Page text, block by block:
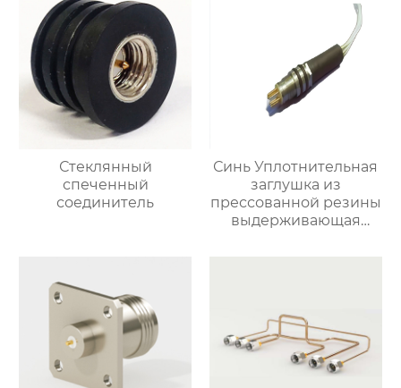
Стеклянный
спеченный
соединитель
Синь Уплотнительная
заглушка из
прессованной резины
выдерживающая